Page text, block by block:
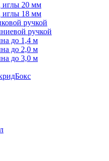
иглы 20 мм
иглы 18 мм
ручкой
ручкой
до 1,4 м
до 2,0 м
до 3,0 м